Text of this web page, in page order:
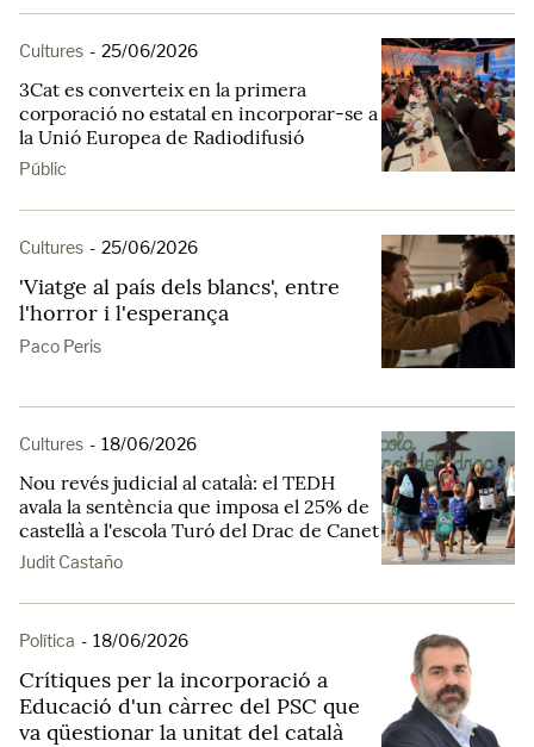
Cultures - 25/06/2026
3Cat es converteix en la primera
corporació no estatal en incorporar-se a
la Unió Europea de Radiodifusió
Públic
Cultures - 25/06/2026
'Viatge al país dels blancs', entre
l'horror i l'esperança
Paco Peris
Cultures - 18/06/2026
Nou revés judicial al català: el TEDH
avala la sentència que imposa el 25% de
castellà a l'escola Turó del Drac de Canet
Judit Castaño
Política - 18/06/2026
Crítiques per la incorporació a
Educació d'un càrrec del PSC que
va qüestionar la unitat del català